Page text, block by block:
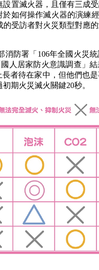
置滅火器，且僅有三成
如何操作滅火器的演練
受訪者對火災類型對應
消防署「106年全國火災
人居家防火意識調查」
者待在家中，但他們也
期火災滅火關鍵20秒。